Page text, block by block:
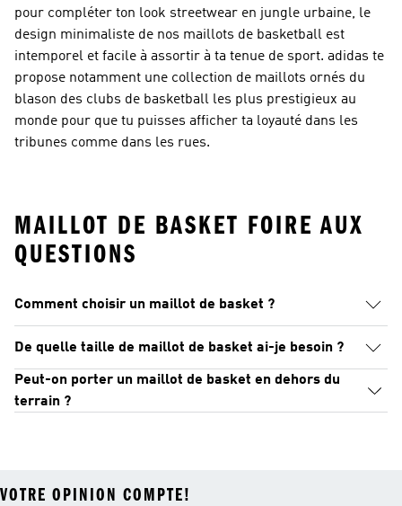
pour compléter ton look streetwear en jungle urbaine, le
design minimaliste de nos maillots de basketball est
intemporel et facile à assortir à ta tenue de sport. adidas te
propose notamment une collection de maillots ornés du
blason des clubs de basketball les plus prestigieux au
monde pour que tu puisses afficher ta loyauté dans les
tribunes comme dans les rues.
MAILLOT DE BASKET FOIRE AUX
QUESTIONS
Comment choisir un maillot de basket ?
De quelle taille de maillot de basket ai-je besoin ?
Peut-on porter un maillot de basket en dehors du
terrain ?
VOTRE OPINION COMPTE!